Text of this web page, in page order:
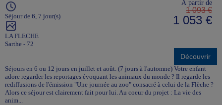
Séjour de 6, 7 jour(s)
LA FLECHE
Sarthe - 72
À partir de
1 093 €
1 053 €
Découvrir
Séjours en 6 ou 12 jours en juillet et août. (7 jours à l'automne) Votre enfant
adore regarder les reportages évoquant les animaux du monde ? Il regarde les
rediffusions de l'émission "Une journée au zoo" consacré à celui de la Flèche ?
Alors ce séjour est clairement fait pour lui. Au coeur du projet : La vie des
anim...